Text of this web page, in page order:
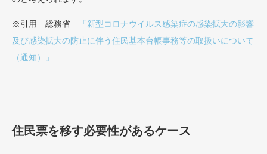
※引用 総務省
「新型コロナウイルス感染症の感染拡大の影響
及び感染拡大の防止に伴う住民基本台帳事務等の取扱いについて
（通知）」
住民票を移す必要性があるケース